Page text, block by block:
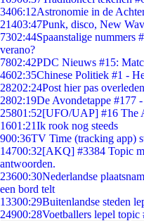
3406:12Astronomie in de
21403:47Punk, disco, New
7302:44Spaanstalige nummers
verano?
7802:42PDC Nieuws #15:
4602:35Chinese Politiek #1 -
28202:24Post hier pas
2802:19De Avondetappe #177
25801:52[UFO/UAP] #16 The
1601:21Ik rook nog steeds
900:36TV Time (tracking app)
14700:32[AKQ] #3384 Topic
antwoorden.
23600:30Nederlandse
een bord telt
13300:29Buitenlandse steden
24900:28Voetballers lepel topic